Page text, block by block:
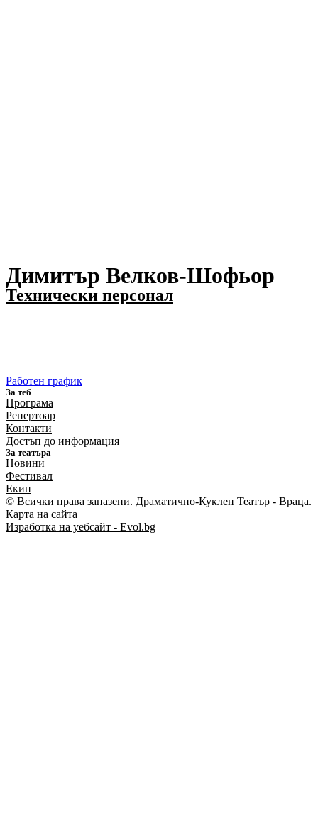
Димитър Велков-Шофьор
Технически персонал
Работен график
За теб
Програма
Репертоар
Контакти
Достъп до информация
За театъра
Новини
Фестивал
Екип
© Всички права запазени. Драматично-Куклен Театър - Враца.
Карта на сайта
Изработка на уебсайт - Evol.bg